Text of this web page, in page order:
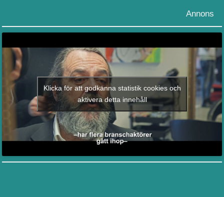
Annons
Klicka för att godkänna statistik cookies och
aktivera detta innehåll